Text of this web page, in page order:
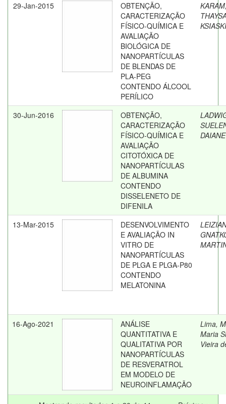
29-Jan-2015
OBTENÇÃO,
CARACTERIZAÇÃO
FÍSICO-QUÍMICA E
AVALIAÇÃO
BIOLÓGICA DE
NANOPARTÍCULAS
DE BLENDAS DE
PLA-PEG
CONTENDO ÁLCOOL
PERÍLICO
30-Jun-2016
OBTENÇÃO,
CARACTERIZAÇÃO
FÍSICO-QUÍMICA E
AVALIAÇÃO
CITOTÓXICA DE
NANOPARTÍCULAS
DE ALBUMINA
CONTENDO
DISSELENETO DE
DIFENILA
DAIANE
13-Mar-2015
DESENVOLVIMENTO
E AVALIAÇÃO IN
VITRO DE
NANOPARTÍCULAS
DE PLGA E PLGA-P80
CONTENDO
MELATONINA
16-Ago-2021
ANÁLISE
QUANTITATIVA E
QUALITATIVA POR
NANOPARTÍCULAS
DE RESVERATROL
EM MODELO DE
NEUROINFLAMAÇÃO
Lima,
Maria
Vieira